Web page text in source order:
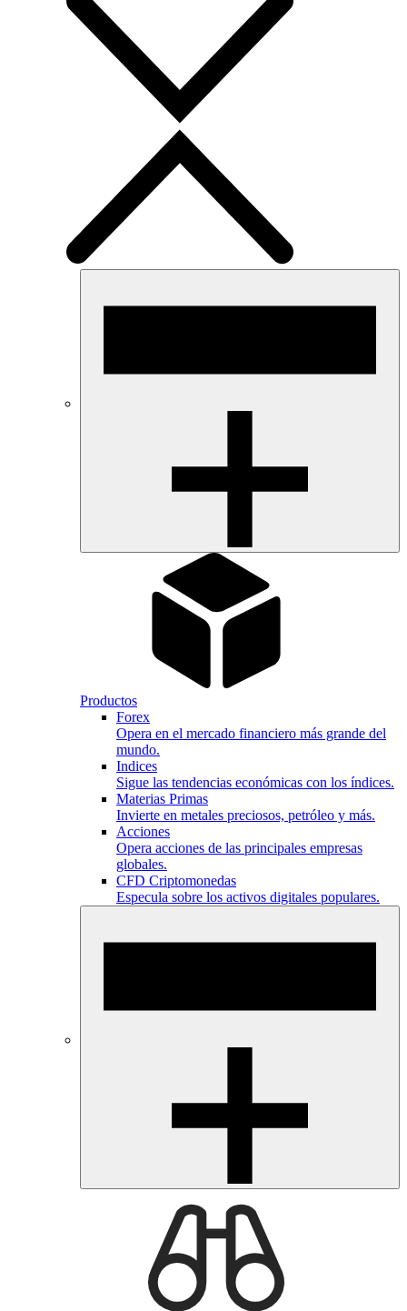
Productos
Forex
Opera en el mercado financiero más grande del
mundo.
Indices
Sigue las tendencias económicas con los índices.
Materias Primas
Invierte en metales preciosos, petróleo y más.
Acciones
Opera acciones de las principales empresas
globales.
CFD Criptomonedas
Especula sobre los activos digitales populares.